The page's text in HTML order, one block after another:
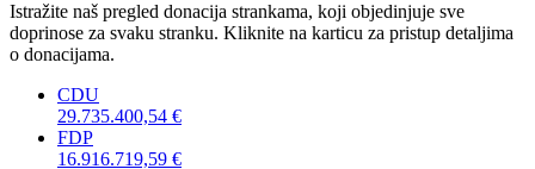
Istražite naš pregled donacija strankama, koji objedinjuje sve
doprinose za svaku stranku. Kliknite na karticu za pristup detaljima
o donacijama.
CDU
29.735.400,54 €
FDP
16.916.719,59 €